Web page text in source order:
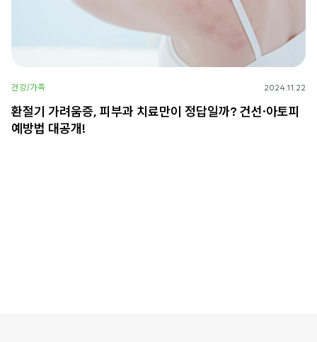
건강/가족 2024.11.22
환절기 가려움증, 피부과 치료만이 정답일까? 건선·아토피
예방법 대공개!